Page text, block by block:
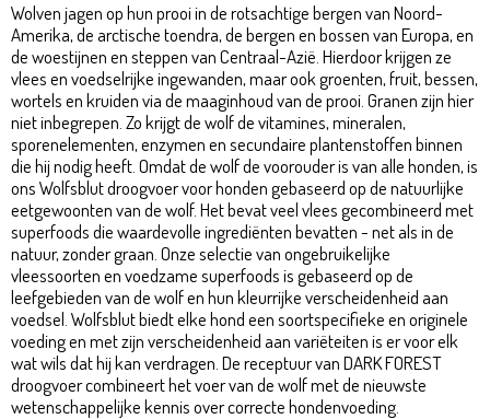
Wolven jagen op hun prooi in de rotsachtige bergen van Noord-
Amerika, de arctische toendra, de bergen en bossen van Europa, en
de woestijnen en steppen van Centraal-Azië. Hierdoor krijgen ze
vlees en voedselrijke ingewanden, maar ook groenten, fruit, bessen,
wortels en kruiden via de maaginhoud van de prooi. Granen zijn hier
niet inbegrepen. Zo krijgt de wolf de vitamines, mineralen,
sporenelementen, enzymen en secundaire plantenstoffen binnen
die hij nodig heeft. Omdat de wolf de voorouder is van alle honden, is
ons Wolfsblut droogvoer voor honden gebaseerd op de natuurlijke
eetgewoonten van de wolf. Het bevat veel vlees gecombineerd met
superfoods die waardevolle ingrediënten bevatten - net als in de
natuur, zonder graan. Onze selectie van ongebruikelijke
vleessoorten en voedzame superfoods is gebaseerd op de
leefgebieden van de wolf en hun kleurrijke verscheidenheid aan
voedsel. Wolfsblut biedt elke hond een soortspecifieke en originele
voeding en met zijn verscheidenheid aan variëteiten is er voor elk
wat wils dat hij kan verdragen. De receptuur van DARK FOREST
droogvoer combineert het voer van de wolf met de nieuwste
wetenschappelijke kennis over correcte hondenvoeding.